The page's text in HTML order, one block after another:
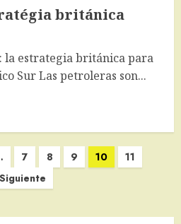
británica
la estrategia británica para
Sur Las petroleras son...
7 8 9 10
11
Siguiente